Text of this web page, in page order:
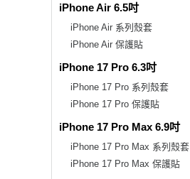
iPhone Air 6.5吋
iPhone Air 系列殼套
iPhone Air 保護貼
iPhone 17 Pro 6.3吋
iPhone 17 Pro 系列殼套
iPhone 17 Pro 保護貼
iPhone 17 Pro Max 6.9吋
iPhone 17 Pro Max 系列殼套
iPhone 17 Pro Max 保護貼